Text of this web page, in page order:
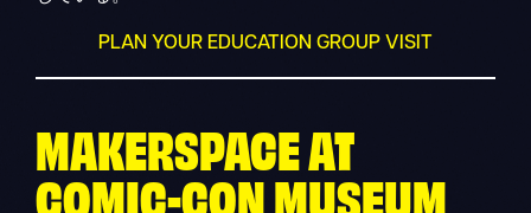
PLAN YOUR EDUCATION GROUP VISIT
MAKERSPACE AT
COMIC-CON MUSEUM